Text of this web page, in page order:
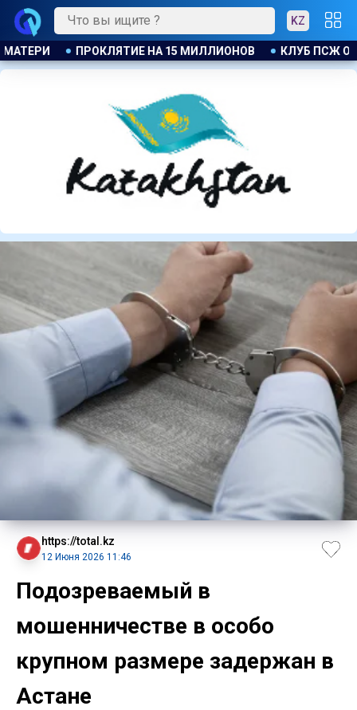
KZ
ПСЖ ОБЪЯВИЛ ОБ ОТКРЫТИИ СВОЕЙ ФУТБОЛЬНОЙ
https://total.kz
12 Июня 2026 11:46
Подозреваемый в
мошенничестве в особо
крупном размере задержан в
Астане